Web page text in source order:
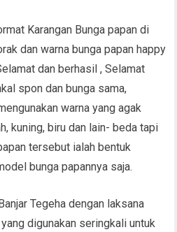
Karangan Bunga papan di
dan warna bunga papan happy
dan berhasil , Selamat
spon dan bunga sama,
warna yang agak
kuning, biru dan lain- beda tapi
tersebut ialah bentuk
bunga papannya saja.
Tegeha dengan laksana
digunakan seringkali untuk